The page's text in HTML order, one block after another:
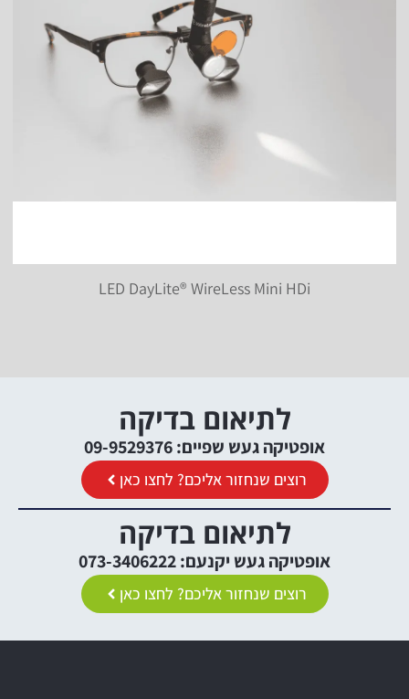
LED DayLite® WireLess Mini HDi
לתיאום בדיקה
אופטיקה געש שפיים: 09-9529376
רוצים שנחזור אליכם? לחצו כאן
לתיאום בדיקה
אופטיקה געש יקנעם: 073-3406222
רוצים שנחזור אליכם? לחצו כאן